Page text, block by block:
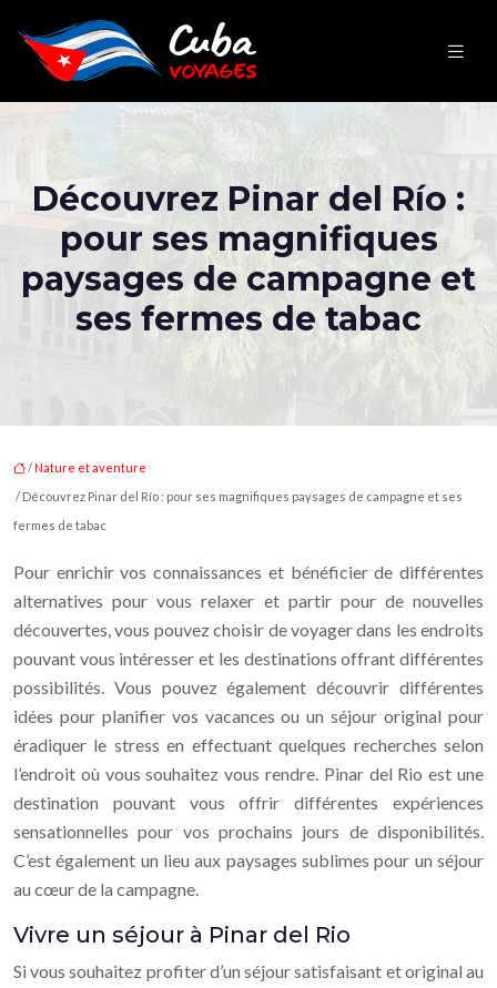
Découvrez Pinar del Río :
pour ses magnifiques
paysages de campagne et
ses fermes de tabac
/Nature et aventure
/ Découvrez Pinar del Río : pour ses magnifiques paysages de campagne et ses
fermes de tabac
Pour enrichir vos connaissances et bénéficier de différentes
alternatives pour vous relaxer et partir pour de nouvelles
découvertes, vous pouvez choisir de voyager dans les endroits
pouvant vous intéresser et les destinations offrant différentes
possibilités. Vous pouvez également découvrir différentes
idées pour planifier vos vacances ou un séjour original pour
éradiquer le stress en effectuant quelques recherches selon
l’endroit où vous souhaitez vous rendre. Pinar del Rio est une
destination pouvant vous offrir différentes expériences
sensationnelles pour vos prochains jours de disponibilités.
C’est également un lieu aux paysages sublimes pour un séjour
au cœur de la campagne.
Vivre un séjour à Pinar del Rio
Si vous souhaitez profiter d’un séjour satisfaisant et original au